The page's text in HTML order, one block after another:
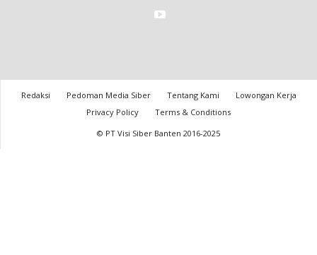
Redaksi Pedoman Media Siber Tentang Kami
Lowongan Kerja
Privacy Policy
Terms & Conditions
© PT Visi Siber Banten 2016-2025